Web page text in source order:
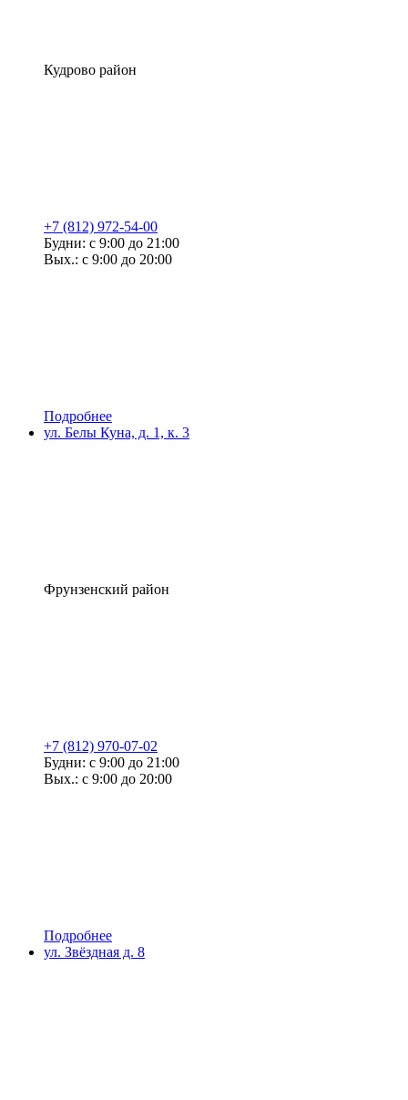
Кудрово район
+7 (812) 972-54-00
Будни: с 9:00 до 21:00
Вых.: с 9:00 до 20:00
Подробнее
ул. Белы Куна, д. 1, к. 3
Фрунзенский район
+7 (812) 970-07-02
Будни: с 9:00 до 21:00
Вых.: с 9:00 до 20:00
Подробнее
ул. Звёздная д. 8